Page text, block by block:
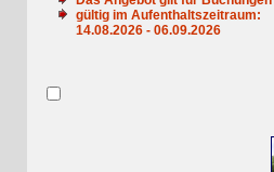
gültig im Aufenthaltszeitraum:
14.08.2026 - 06.09.2026